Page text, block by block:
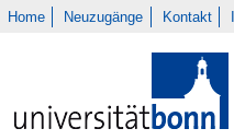
Home Neuzugänge Kontakt